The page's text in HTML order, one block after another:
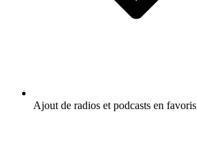
Ajout de radios et podcasts en favoris